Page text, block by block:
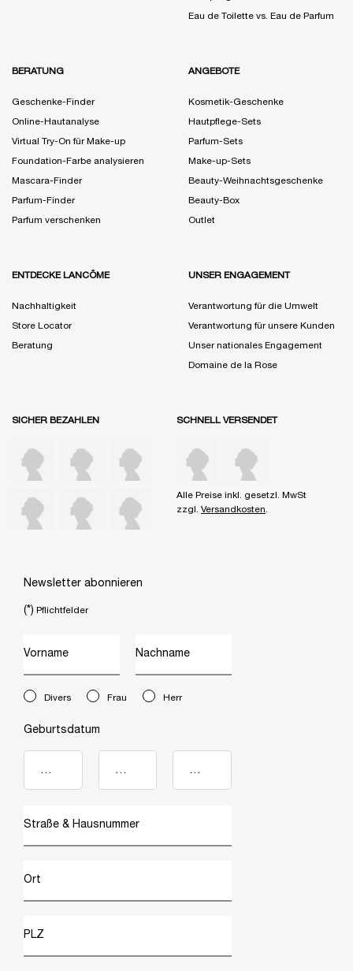
Eau de Toilette vs. Eau de Parfum
BERATUNG
Geschenke-Finder
Online-Hautanalyse
Virtual Try-On für Make-up
Foundation-Farbe analysieren
Mascara-Finder
Parfum-Finder
Parfum verschenken
ANGEBOTE
Kosmetik-Geschenke
Hautpflege-Sets
Parfum-Sets
Make-up-Sets
Beauty-Weihnachtsgeschenke
Beauty-Box
Outlet
ENTDECKE LANCÔME
Nachhaltigkeit
Store Locator
Beratung
UNSER ENGAGEMENT
Verantwortung für die Umwelt
Verantwortung für unsere Kunden
Unser nationales Engagement
Domaine de la Rose
SICHER BEZAHLEN SCHNELL VERSENDET
Alle Preise inkl. gesetzl. MwSt
zzgl. Versandkosten
Newsletter abonnieren
(*) Pflichtfelder
Vorname Nachname
newslettersignup.title.legend
Divers Frau Herr
Geburtsdatum
Straße & Hausnummer
Ort
PLZ